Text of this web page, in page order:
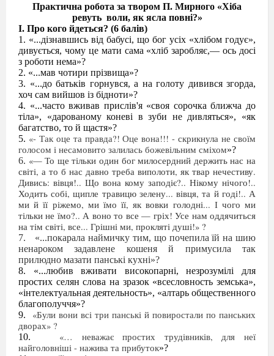
Практична робота за твором П. Мирного «Хіба
ревуть воли, як ясла повні?»
І. Про кого йдеться? (6 балів)
«...дізнавшись від бабусі, що бог усіх «хлібом годує»,
дивується, чому це мати сама «хліб заробляє,— ось досі
з роботи нема»?
«...мав чотири прізвища»?
«...до батьків горнувся, а на голоту дивився згорда,
хоч сам вийшов із бідноти»?
«...часто вживав прислів'я «своя сорочка ближча до
тіла», «дарованому коневі в зуби не дивляться», «як
багатство, то й щастя»?
«- Так оце та правда?! Оце вона!!! - скрикнула не своїм
голосом і несамовито залилась божевільним сміхом»?
«— То ще тільки один бог милосердний держить нас на
світі, а то б нас давно треба виполоти, як твар нечестиву.
Дивись: вівця!.. Що вона кому заподіє?.. Нікому нічого!..
Ходить собі, щипле травицю зелену... вівця, та й годі!.. А
ми й її ріжемо, ми їмо її, як вовки голодні... І чого ми
тільки не їмо?.. А воно то все — гріх! Усе нам оддячиться
на тім світі, все... Грішні ми, прокляті душі!» ?
«...покарала наймичку тим, що почепила їй на шию
ненароком задавлене кошеня й примусила так
прилюдно мазати панські кухні»?
«...любив вживати високопарні, незрозумілі для
простих селян слова на зразок «всесловность земська»,
«інтелектуальная деятельность», «алтарь общественного
благополуччя»?
«Були вони всі три панські й повиростали по панських
дворах» ?
«… неважає простих трудівників, для неї
найголовніші - нажива та прибуток»?